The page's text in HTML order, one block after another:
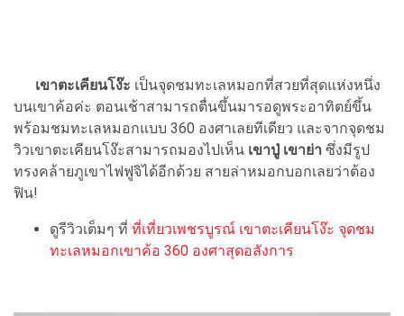
เขาตะเคียนโง๊ะ เป็นจุดชมทะเลหมอกที่สวยที่สุดแห่งหนึ่ง
บนเขาค้อค่ะ ตอนเช้าสามารถตื่นขึ้นมารอดูพระอาทิตย์ขึ้น
พร้อมชมทะเลหมอกแบบ 360 องศาเลยทีเดียว และจากจุดชม
วิวเขาตะเคียนโง๊ะสามารถมองไปเห็น เขาปู่ เขาย่า ซึ่งมีรูป
ทรงคล้ายภูเขาไฟฟูจิได้อีกด้วย สายล่าหมอกบอกเลยว่าต้อง
ฟิน!
ดูรีวิวเต็มๆ ที่ ที่เที่ยวเพชรบูรณ์ เขาตะเคียนโง๊ะ จุดชม
ทะเลหมอกเขาค้อ 360 องศาสุดอลังการ